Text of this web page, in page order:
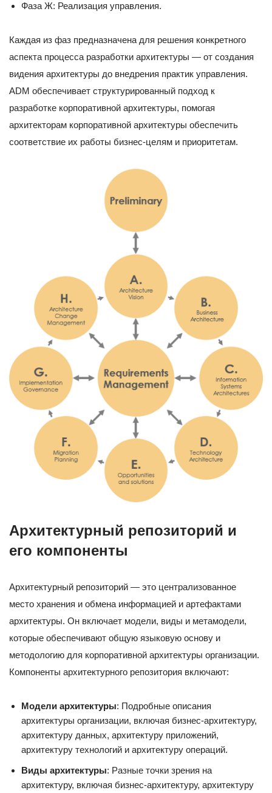
Фаза Ж: Реализация управления.
Каждая из фаз предназначена для решения конкретного
аспекта процесса разработки архитектуры — от создания
видения архитектуры до внедрения практик управления.
ADM обеспечивает структурированный подход к
разработке корпоративной архитектуры, помогая
архитекторам корпоративной архитектуры обеспечить
соответствие их работы бизнес-целям и приоритетам.
Архитектурный репозиторий и
его компоненты
Архитектурный репозиторий — это централизованное
место хранения и обмена информацией и артефактами
архитектуры. Он включает модели, виды и метамодели,
которые обеспечивают общую языковую основу и
методологию для корпоративной архитектуры организации.
Компоненты архитектурного репозитория включают:
Модели архитектуры: Подробные описания
архитектуры организации, включая бизнес-архитектуру,
архитектуру данных, архитектуру приложений,
архитектуру технологий и архитектуру операций.
Виды архитектуры: Разные точки зрения на
архитектуру, включая бизнес-архитектуру, архитектуру